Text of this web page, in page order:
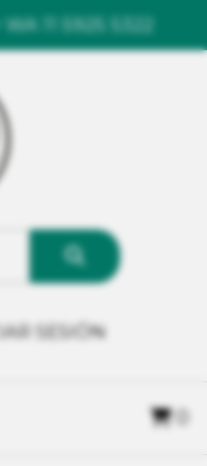
11 5925 5322
SESIÓN